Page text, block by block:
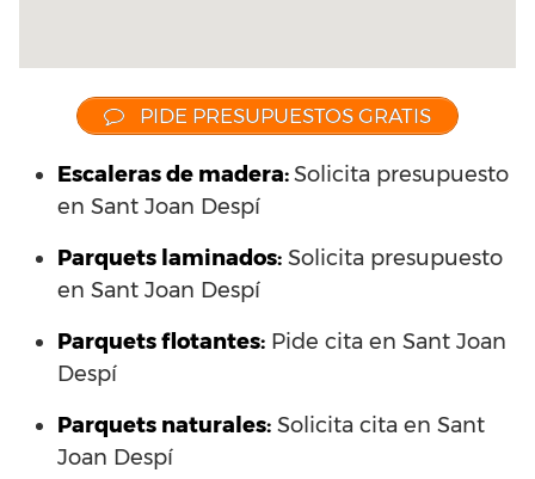
PIDE PRESUPUESTOS GRATIS
Escaleras de madera:Solicita presupuesto
en Sant Joan Despí
Parquets laminados: Solicita presupuesto
en Sant Joan Despí
Parquets flotantes: Pide cita en Sant Joan
Despí
Parquets naturales: Solicita cita en Sant
Joan Despí